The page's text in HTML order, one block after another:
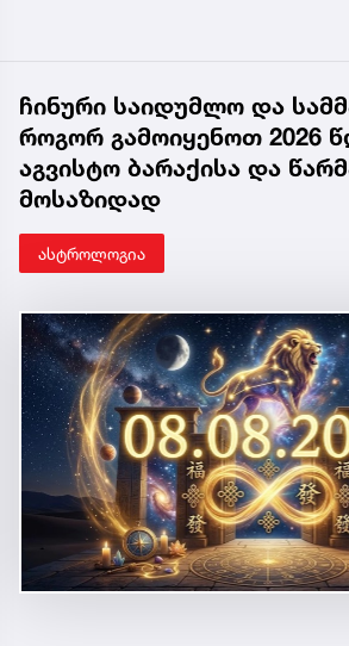
ჩინური საიდუმლო და
როგორ გამოიყენოთ 2026
აგვისტო ბარაქისა და
მოსაზიდად
ასტროლოგია